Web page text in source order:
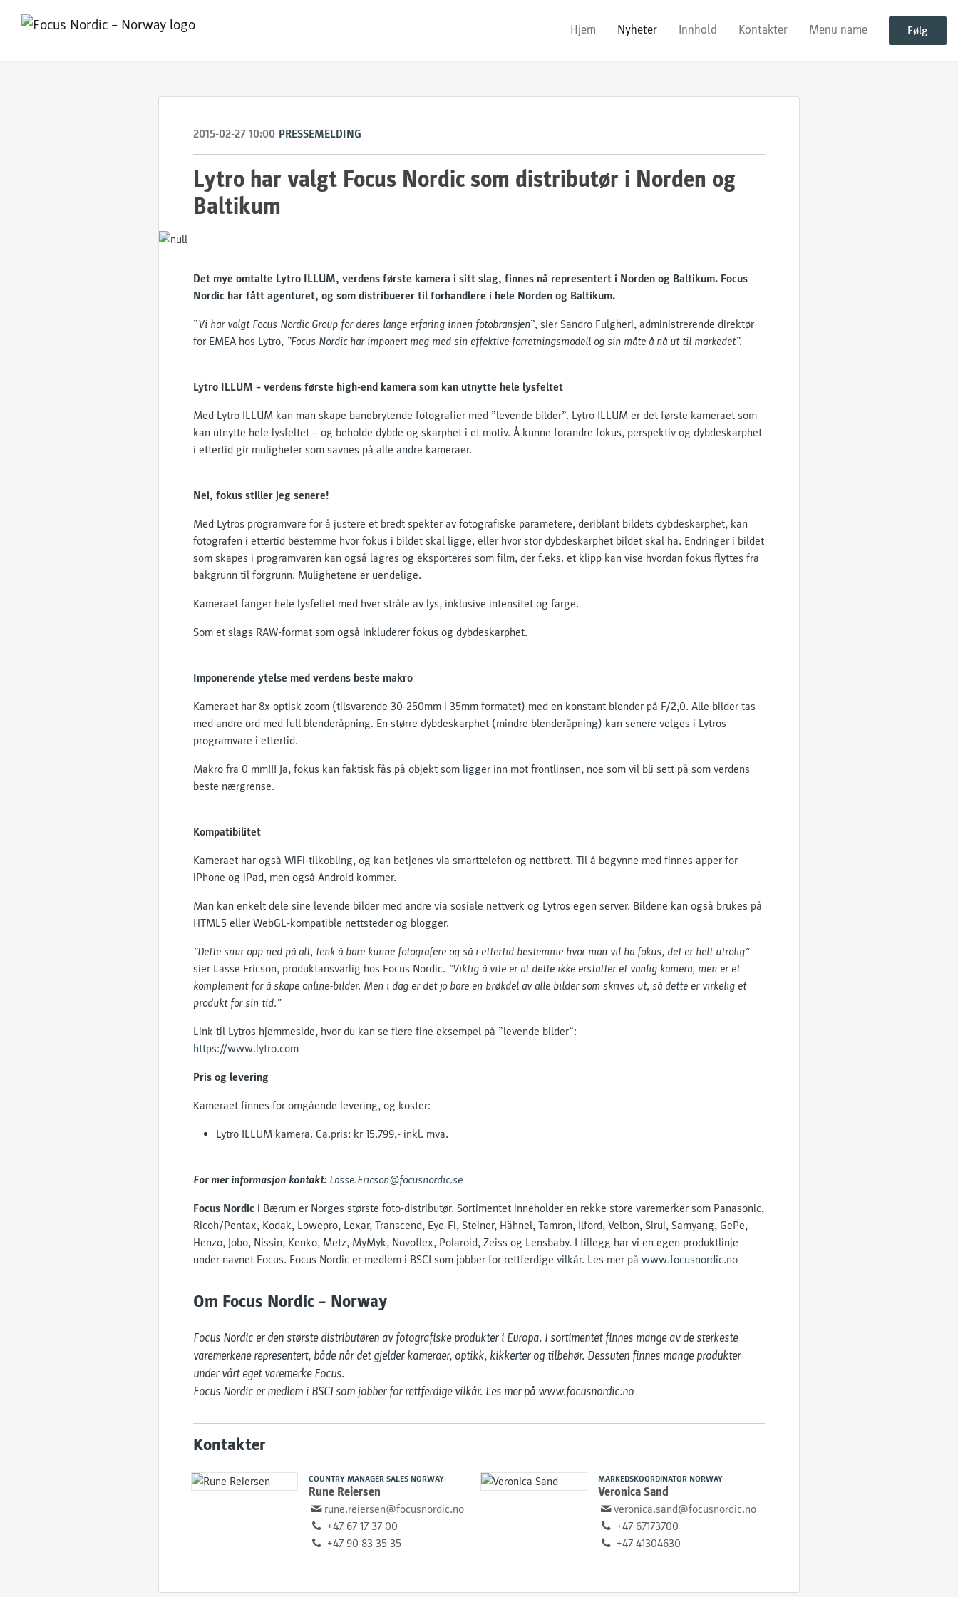
Hjem Nyheter Innhold Kontakter Menu name Følg
2015-02-27 10:00 PRESSEMELDING
Lytro har valgt Focus Nordic som distributør i Norden og
Baltikum
Det mye omtalte Lytro ILLUM, verdens første kamera i sitt slag, finnes nå representert i Norden og Baltikum. Focus
Nordic har fått agenturet, og som distribuerer til forhandlere i hele Norden og Baltikum.
”Vi har valgt Focus Nordic Group for deres lange erfaring innen fotobransjen”, sier Sandro Fulgheri, administrerende direktør
for EMEA hos Lytro, ”Focus Nordic har imponert meg med sin effektive forretningsmodell og sin måte å nå ut til markedet”.
Lytro ILLUM – verdens første high-end kamera som kan utnytte hele lysfeltet
Med Lytro ILLUM kan man skape banebrytende fotografier med ”levende bilder”. Lytro ILLUM er det første kameraet som
kan utnytte hele lysfeltet – og beholde dybde og skarphet i et motiv. Å kunne forandre fokus, perspektiv og dybdeskarphet
i ettertid gir muligheter som savnes på alle andre kameraer.
Nei, fokus stiller jeg senere!
Med Lytros programvare for å justere et bredt spekter av fotografiske parametere, deriblant bildets dybdeskarphet, kan
fotografen i ettertid bestemme hvor fokus i bildet skal ligge, eller hvor stor dybdeskarphet bildet skal ha. Endringer i bildet
som skapes i programvaren kan også lagres og eksporteres som film, der f.eks. et klipp kan vise hvordan fokus flyttes fra
bakgrunn til forgrunn. Mulighetene er uendelige.
Kameraet fanger hele lysfeltet med hver stråle av lys, inklusive intensitet og farge.
Som et slags RAW-format som også inkluderer fokus og dybdeskarphet.
Imponerende ytelse med verdens beste makro
Kameraet har 8x optisk zoom (tilsvarende 30-250mm i 35mm formatet) med en konstant blender på F/2,0. Alle bilder tas
med andre ord med full blenderåpning. En større dybdeskarphet (mindre blenderåpning) kan senere velges i Lytros
programvare i ettertid.
Makro fra 0 mm!!! Ja, fokus kan faktisk fås på objekt som ligger inn mot frontlinsen, noe som vil bli sett på som verdens
beste nærgrense.
Kompatibilitet
Kameraet har også WiFi-tilkobling, og kan betjenes via smarttelefon og nettbrett. Til å begynne med finnes apper for
iPhone og iPad, men også Android kommer.
Man kan enkelt dele sine levende bilder med andre via sosiale nettverk og Lytros egen server. Bildene kan også brukes på
HTML5 eller WebGL-kompatible nettsteder og blogger.
”Dette snur opp ned på alt, tenk å bare kunne fotografere og så i ettertid bestemme hvor man vil ha fokus, det er helt utrolig”
sier Lasse Ericson, produktansvarlig hos Focus Nordic. ”Viktig å vite er at dette ikke erstatter et vanlig kamera, men er et
komplement for å skape online-bilder. Men i dag er det jo bare en brøkdel av alle bilder som skrives ut, så dette er virkelig et
produkt for sin tid.”
Link til Lytros hjemmeside, hvor du kan se flere fine eksempel på ”levende bilder”:
https://www.lytro.com
Pris og levering
Kameraet finnes for omgående levering, og koster:
Lytro ILLUM kamera. Ca.pris: kr 15.799,- inkl. mva.
For mer informasjon kontakt: Lasse.Ericson@focusnordic.se
Focus Nordic i Bærum er Norges største foto-distributør. Sortimentet inneholder en rekke store varemerker som Panasonic,
Ricoh/Pentax, Kodak, Lowepro, Lexar, Transcend, Eye-Fi, Steiner, Hähnel, Tamron, Ilford, Velbon, Sirui, Samyang, GePe,
Henzo, Jobo, Nissin, Kenko, Metz, MyMyk, Novoflex, Polaroid, Zeiss og Lensbaby. I tillegg har vi en egen produktlinje
under navnet Focus. Focus Nordic er medlem i BSCI som jobber for rettferdige vilkår. Les mer på www.focusnordic.no
Om Focus Nordic – Norway
Focus Nordic er den største distributøren av fotografiske produkter i Europa. I sortimentet finnes mange av de sterkeste
varemerkene representert, både når det gjelder kameraer, optikk, kikkerter og tilbehør. Dessuten finnes mange produkter
under vårt eget varemerke Focus.
Focus Nordic er medlem i BSCI som jobber for rettferdige vilkår. Les mer på ​www.focusnordic.no
Kontakter
COUNTRY MANAGER SALES NORWAY
Rune Reiersen
rune.reiersen@focusnordic.no
+47 67 17 37 00
+47 90 83 35 35
MARKEDSKOORDINATOR NORWAY
Veronica Sand
veronica.sand@focusnordic.no
+47 67173700
+47 41304630